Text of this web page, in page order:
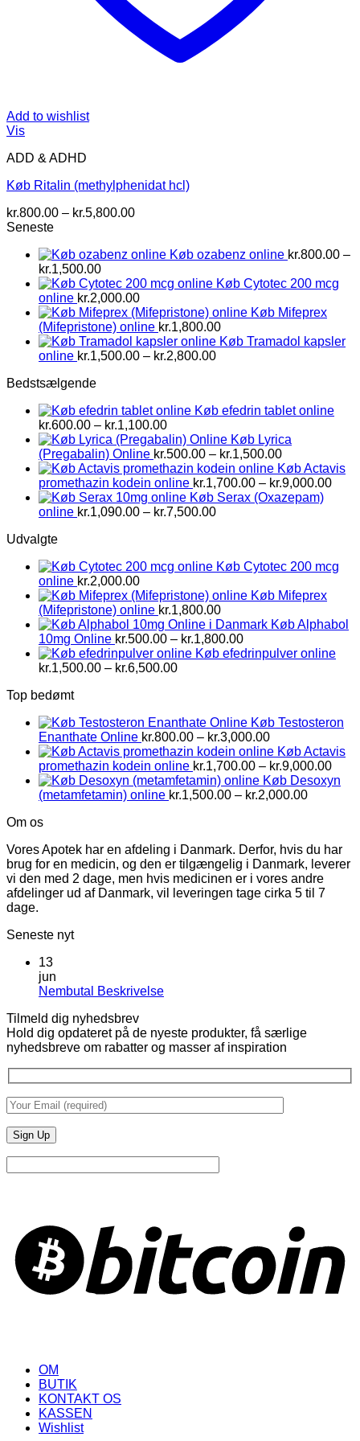
Add to wishlist
Vis
ADD & ADHD
Køb Ritalin (methylphenidat hcl)
kr.800.00 – kr.5,800.00Prisinterval:
kr.5,800.00
Seneste
Køb ozabenz online kr.800.00 –
kr.1,500.00Prisinterval:
kr.800.00
til
kr.1,500.00
Køb Cytotec 200 mcg
online kr.2,000.00
Køb Mifeprex
(Mifepristone) online kr.1,800.00
Køb Tramadol kapsler
online kr.1,500.00 – kr.2,800.00Prisinterval:
Bedstsælgende
Køb efedrin tablet online
kr.600.00 – kr.1,100.00Prisinterval:
kr.600.00
til
kr.1,100.00
Køb Lyrica
(Pregabalin) Online kr.500.00 – kr.1,500.00Prisinterval:
kr.500.00
til
kr.1,500.00
Køb Actavis
promethazin kodein online kr.1,700.00 – kr.9,000.00
Køb Serax (Oxazepam)
online kr.1,090.00 – kr.7,500.00Prisinterval:
Udvalgte
Køb Cytotec 200 mcg
online kr.2,000.00
Køb Mifeprex
(Mifepristone) online kr.1,800.00
Køb Alphabol
10mg Online kr.500.00 – kr.1,800.00Prisinterval:
kr.500.00
Køb efedrinpulver online
kr.1,500.00 – kr.6,500.00Prisinterval:
Top bedømt
Køb Testosteron
Enanthate Online kr.800.00 – kr.3,000.00Prisinterval:
kr.800.00
til
kr.3,000.00
Køb Actavis
promethazin kodein online kr.1,700.00 – kr.9,000.00
Køb Desoxyn
(metamfetamin) online kr.1,500.00 – kr.2,000.00
Om os
Vores Apotek har en afdeling i Danmark. Derfor, hvis du har
brug for en medicin, og den er tilgængelig i Danmark, leverer
vi den med 2 dage, men hvis medicinen er i vores andre
afdelinger ud af Danmark, vil leveringen tage cirka 5 til 7
dage.
Seneste nyt
13
jun
Nembutal BeskrivelseIngen
Nembutal
Beskrivelse
Tilmeld dig nyhedsbrev
Hold dig opdateret på de nyeste produkter, få særlige
nyhedsbreve om rabatter og masser af inspiration
OM
BUTIK
KONTAKT OS
KASSEN
Wishlist